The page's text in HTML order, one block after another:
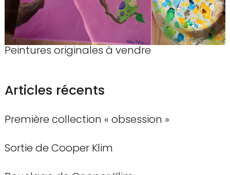
Peintures originales à vendre
Articles récents
Première collection « obsession »
Sortie de Cooper Klim